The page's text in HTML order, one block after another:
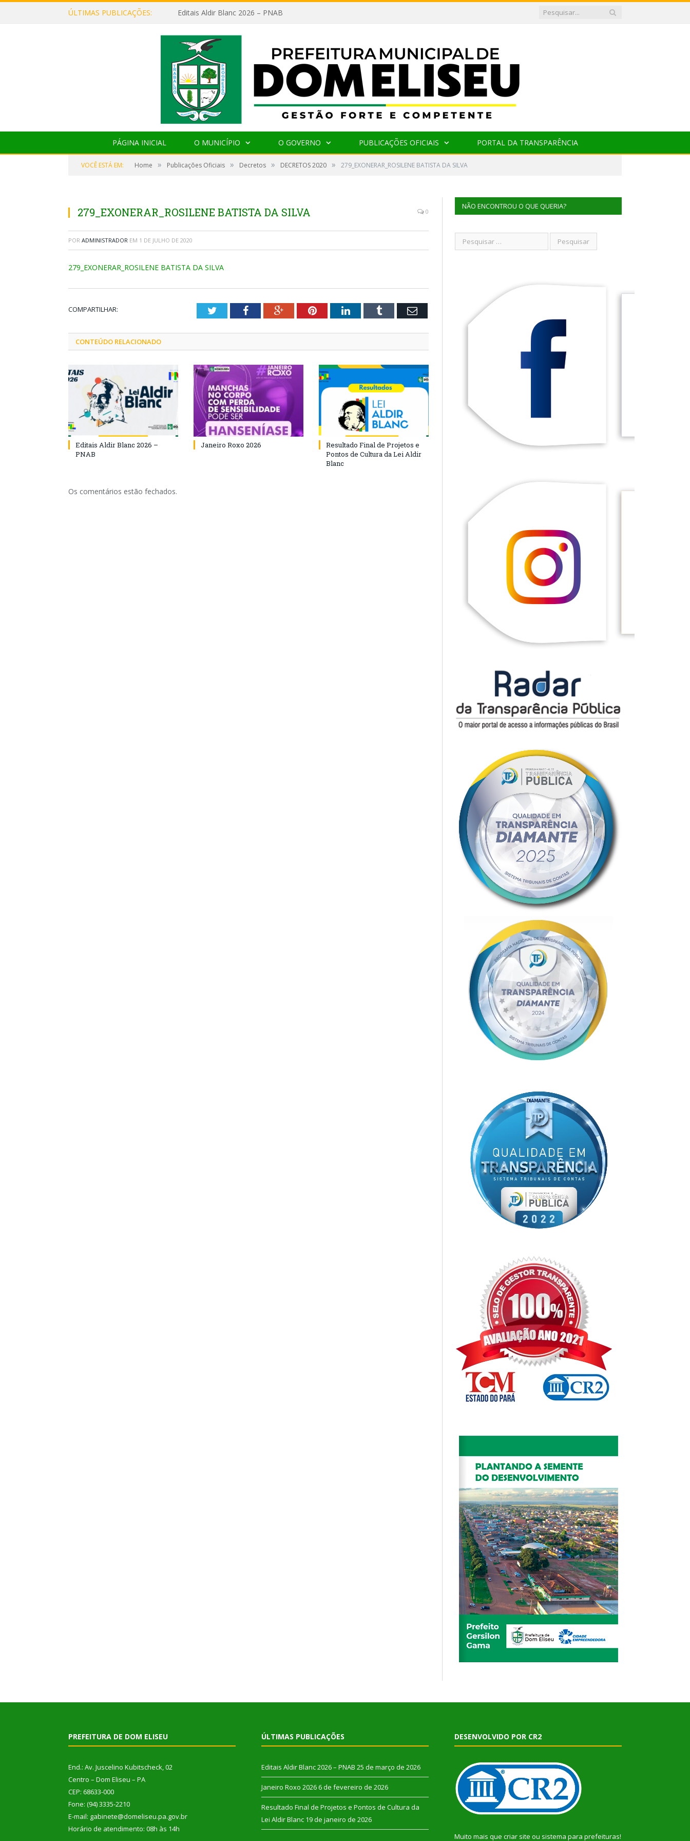
ÚLTIMAS PUBLICAÇÕES: Editais Aldir Blanc 2026 – PNAB
PÁGINA INICIAL O MUNICÍPIO O GOVERNO PUBLICAÇÕES OFICIAIS PORTAL DA TRANSPARÊNCIA
VOCÊ ESTÁ EM: Home » Publicações Oficiais » Decretos » DECRETOS 2020 » 279_EXONERAR_ROSILENE BATISTA DA SILVA
279_EXONERAR_ROSILENE BATISTA DA SILVA 0
POR ADMINISTRADOR EM 1 DE JULHO DE 2020
279_EXONERAR_ROSILENE BATISTA DA SILVA
COMPARTILHAR: TwitterFacebookGoogle+PinterestLinkedInTumblr Email
CONTEÚDO RELACIONADO
Editais Aldir Blanc 2026 –
PNAB
Janeiro Roxo 2026
Resultado Final de Projetos e
Pontos de Cultura da Lei Aldir
Blanc
Os comentários estão fechados.
NÃO ENCONTROU O QUE QUERIA?
PREFEITURA DE DOM ELISEU
End.: Av. Juscelino Kubitscheck, 02
Centro – Dom Eliseu – PA
CEP: 68633-000
Fone: (94) 3335-2210
E-mail: gabinete@domeliseu.pa.gov.br
Horário de atendimento: 08h às 14h
ÚLTIMAS PUBLICAÇÕES
Editais Aldir Blanc 2026 – PNAB 25 de março de 2026
Janeiro Roxo 2026 6 de fevereiro de 2026
Resultado Final de Projetos e Pontos de Cultura da
Lei Aldir Blanc 19 de janeiro de 2026
DESENVOLVIDO POR CR2
Muito mais que criar site ou sistema para prefeituras!